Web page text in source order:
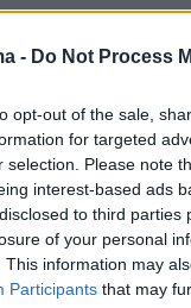
- Do Not Process
opt-out of the sale,
for targeted
selection. Please note
interest-based ads
to third
of your personal
This information may
Participants that may
τρόπου με
και
του
αφορά το
Η